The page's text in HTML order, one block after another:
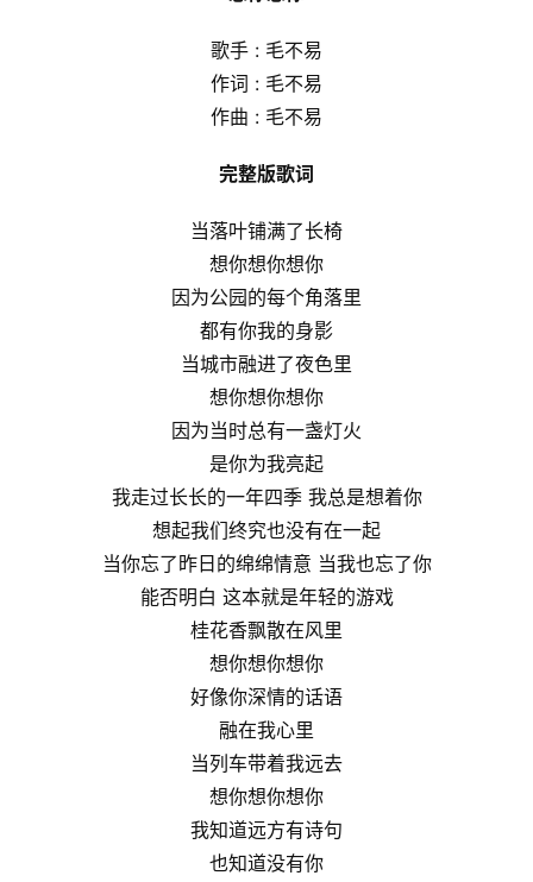
歌手 : 毛不易
作词 : 毛不易
作曲 : 毛不易
完整版歌词
当落叶铺满了长椅
想你想你想你
因为公园的每个角落里
都有你我的身影
当城市融进了夜色里
想你想你想你
因为当时总有一盏灯火
是你为我亮起
我走过长长的一年四季 我总是想着你
想起我们终究也没有在一起
当你忘了昨日的绵绵情意 当我也忘了你
能否明白 这本就是年轻的游戏
桂花香飘散在风里
想你想你想你
好像你深情的话语
融在我心里
当列车带着我远去
想你想你想你
我知道远方有诗句
也知道没有你